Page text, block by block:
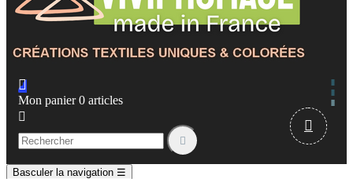

Mon panier 0 articles



Basculer la navigation ☰